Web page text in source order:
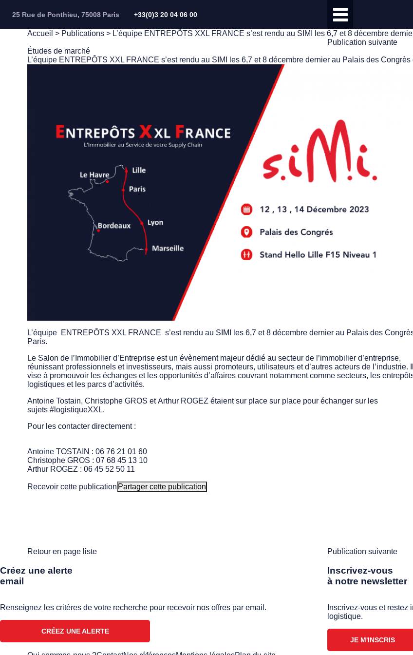
25 Rue de Ponthieu, 75008 Paris +33(0)3 20 04 06 00
Accueil > Publications > L’équipe ENTREPÔTS XXL FRANCE s’est rendu au SIMI les 6,7 et 8 décembre
Publication suivante
Études de marché
L’équipe ENTREPÔTS XXL FRANCE s’est rendu au SIMI les 6,7 et 8 décembre dernier au Palais des Congrès
L’équipe ENTREPÔTS XXL FRANCE s’est rendu au SIMI les 6,7 et 8 décembre dernier au Palais des
Paris.
Le Salon de l’Immobilier d’Entreprise est un évènement majeur dédié au secteur de l’immobilier d’entreprise,
réunissant professionnels et investisseurs, mais aussi promoteurs, utilisateurs et d’autres acteurs de l’industrie. Il
vise à promouvoir les échanges et les opportunités d’affaires couvrant notamment comme secteurs, les
logistiques et les parcs d’activités.
Antoine Tostain, Christophe GROS et Arthur ROGEZ étaient sur place sur place pour échanger sur les
sujets #logistiqueXXL.
Pour les contacter directement :
Antoine TOSTAIN : 06 76 21 01 60
Christophe GROS : 07 68 45 13 10
Arthur ROGEZ : 06 45 52 50 11
Recevoir cette publication Partager cette publication
Retour en page liste
Publication suivante
Créez une alerte
email
Renseignez les critères de votre recherche pour recevoir nos offres par email.
CRÉEZ UNE ALERTE
Inscrivez-vous
à notre newsletter
Inscrivez-vous et
logistique.
JE M'INSCRIS